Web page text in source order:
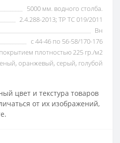
5000 мм. водного столба.
2.4.288-2013; ТР ТС 019/2011
Вн
с 44-46 по 56-58/170-176
плотностью 225 гр./м2
оранжевый, серый, голубой
цвет и текстура товаров
от их изображений,